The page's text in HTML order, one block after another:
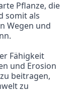
Pflanze, die
somit als
Wegen und
und Erosion
beitragen,
zu